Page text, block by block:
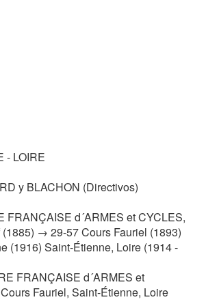
- LOIRE
y BLACHON (Directivos)
FRANÇAISE d´ARMES et CYCLES,
→ 29-57 Cours Fauriel (1893)
(1916) Saint-Étienne, Loire (1914 -
FRANÇAISE d´ARMES et
Fauriel, Saint-Étienne, Loire